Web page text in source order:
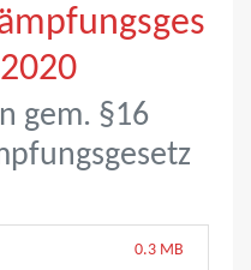
gem. §16
0.3 MB